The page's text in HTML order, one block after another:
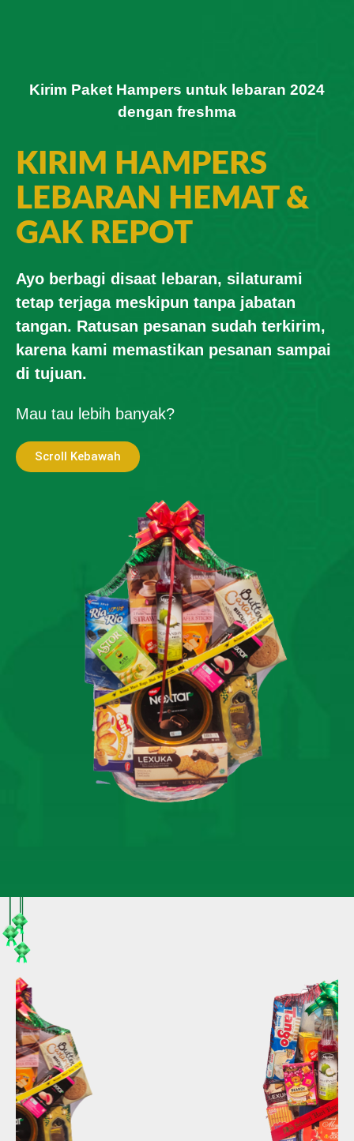
Kirim Paket Hampers untuk lebaran 2024
dengan freshma
KIRIM HAMPERS
LEBARAN HEMAT &
GAK REPOT
Ayo berbagi disaat lebaran, silaturami
tetap terjaga meskipun tanpa jabatan
tangan. Ratusan pesanan sudah terkirim,
karena kami memastikan pesanan sampai
di tujuan.
Mau tau lebih banyak?
Scroll Kebawah